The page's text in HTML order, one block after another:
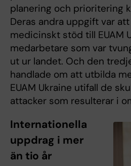
planering och prioritering
Deras andra uppgift var
medicinskt stöd till EUAM
medarbetare som var
ut ur landet. Och den
handlade om att utbilda
EUAM Ukraine utifall de
attacker som resulterar i
Internationella
uppdrag i mer
än tio år